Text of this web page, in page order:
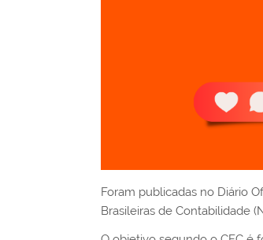
Foram publicadas no Diário
Brasileiras de Contabilidade